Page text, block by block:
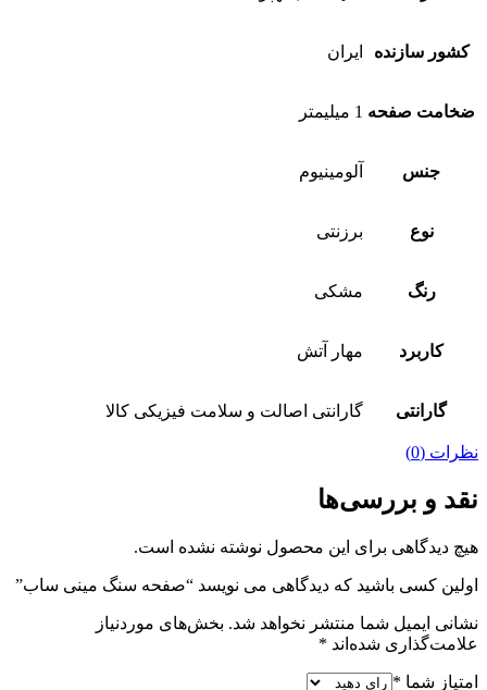
کشور سازنده ایران
ضخامت صفحه 1 میلیمتر
جنس آلومینیوم
نوع برزنتی
رنگ مشکی
کاربرد مهار آتش
گارانتی گارانتی اصالت و سلامت فیزیکی کالا
نظرات (0)
نقد و بررسی‌ها
هیچ دیدگاهی برای این محصول نوشته نشده است.
اولین کسی باشید که دیدگاهی می نویسد “صفحه سنگ مینی ساب”
نشانی ایمیل شما منتشر نخواهد شد. بخش‌های موردنیاز
علامت‌گذاری شده‌اند *
امتیاز شما *